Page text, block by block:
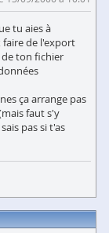
tu aies à
faire de l'export
de ton fichier
ça arrange pas
faut s'y
pas si t'as